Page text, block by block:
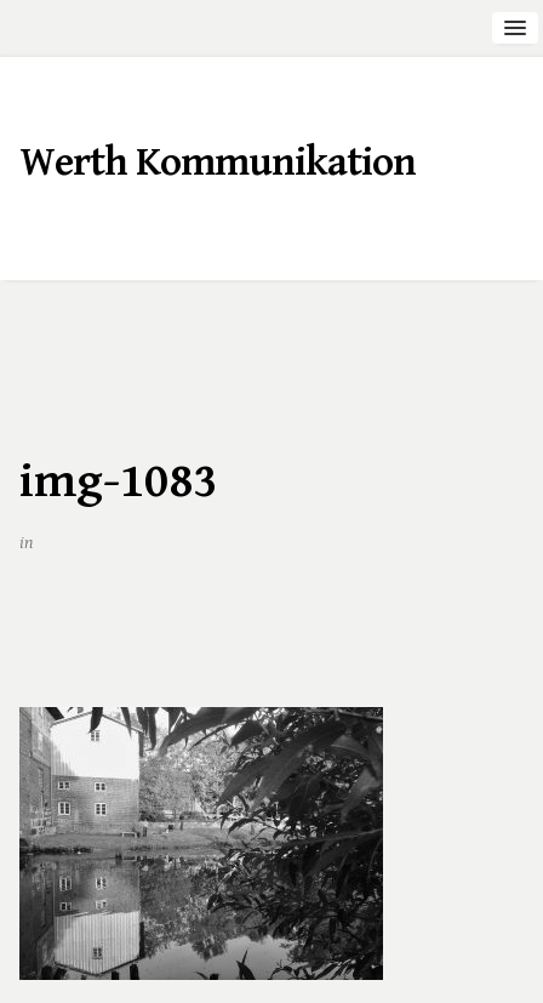
Werth Kommunikation
img-1083
in